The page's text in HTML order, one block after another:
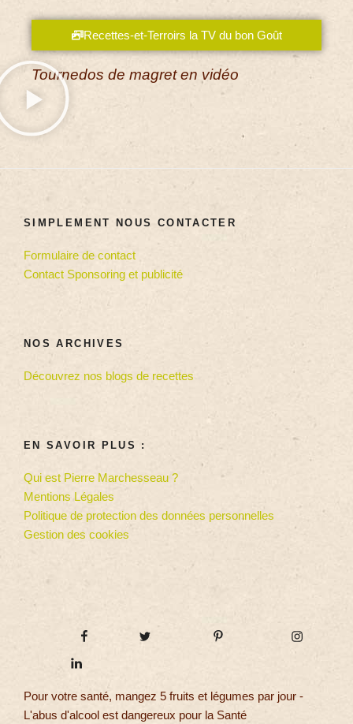
Recettes-et-Terroirs la TV du bon Goût
Tournedos de magret en vidéo
SIMPLEMENT NOUS CONTACTER
Formulaire de contact
Contact Sponsoring et publicité
NOS ARCHIVES
Découvrez nos blogs de recettes
EN SAVOIR PLUS :
Qui est Pierre Marchesseau ?
Mentions Légales
Politique de protection des données personnelles
Gestion des cookies
Pour votre santé, mangez 5 fruits et légumes par jour -
L'abus d'alcool est dangereux pour la Santé